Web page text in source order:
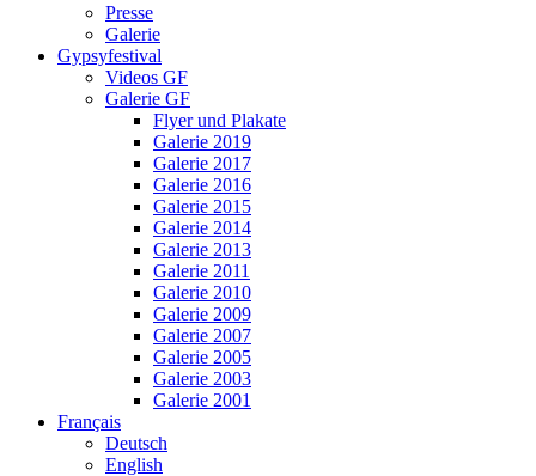
Presse
Galerie
Gypsyfestival
Videos GF
Galerie GF
Flyer und Plakate
Galerie 2019
Galerie 2017
Galerie 2016
Galerie 2015
Galerie 2014
Galerie 2013
Galerie 2011
Galerie 2010
Galerie 2009
Galerie 2007
Galerie 2005
Galerie 2003
Galerie 2001
Français
Deutsch
English